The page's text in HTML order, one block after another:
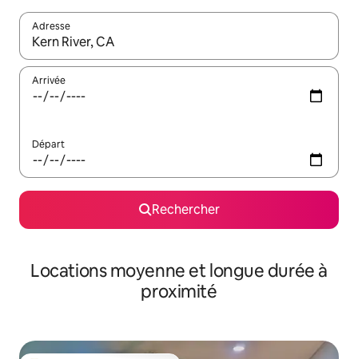
Adresse
Lorsque les résultats s'affichent, utilisez les flèches vers le
Arrivée
Départ
Rechercher
Locations moyenne et longue durée à
proximité